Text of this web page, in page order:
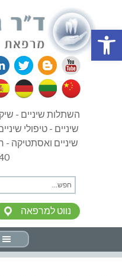
פתח סרגל
השתלות שיניים -
שיניים - טיפולי
נווט למרפאה